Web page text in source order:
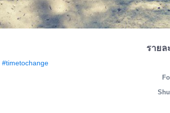
#​time​to​change
รายล